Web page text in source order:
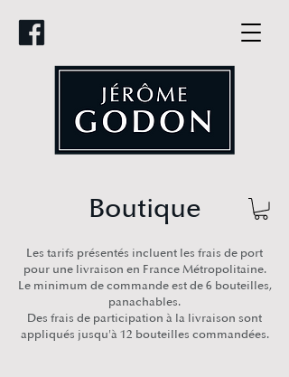
Boutique
Les tarifs présentés incluent les frais de port
pour une livraison en France Métropolitaine.
Le minimum de commande est de 6 bouteilles,
panachables.
Des frais de participation à la livraison sont
appliqués jusqu'à 12 bouteilles commandées.